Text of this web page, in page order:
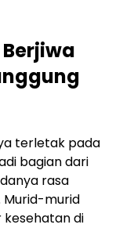
terletak pada
bagian dari
rasa
Murid-murid
kesehatan di